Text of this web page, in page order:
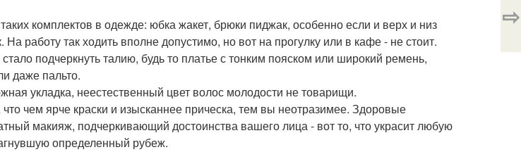
комплектов в одежде: юбка жакет, брюки пиджак, особенно если и верх и низ
работу так ходить вполне допустимо, но вот на прогулку или в кафе - не стоит.
подчеркнуть талию, будь то платье с тонким пояском или широкий ремень,
даже пальто.
укладка, неестественный цвет волос молодости не товарищи.
чем ярче краски и изысканнее прическа, тем вы неотразимее. Здоровые
макияж, подчеркивающий достоинства вашего лица - вот то, что украсит любую
определенный рубеж.
⇨